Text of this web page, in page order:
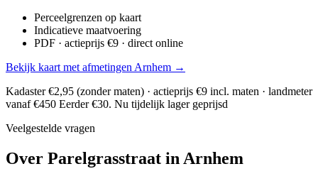
Perceelgrenzen op kaart
Indicatieve maatvoering
PDF · actieprijs €9 · direct online
Bekijk kaart met afmetingen Arnhem →
Kadaster €2,95 (zonder maten) · actieprijs €9 incl. maten · landmeter
vanaf €450 Eerder €30. Nu tijdelijk lager geprijsd
Veelgestelde vragen
Over Parelgrasstraat in Arnhem